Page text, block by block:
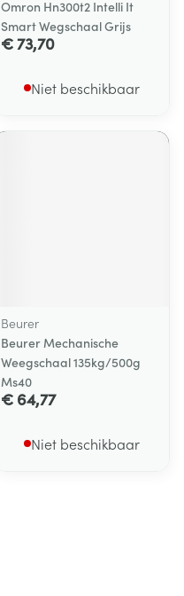
Omron Hn300t2 Intelli It
Smart Wegschaal Grijs
€ 73,70
Niet beschikbaar
Beurer
Beurer Mechanische
Weegschaal 135kg/500g
Ms40
€ 64,77
Niet beschikbaar